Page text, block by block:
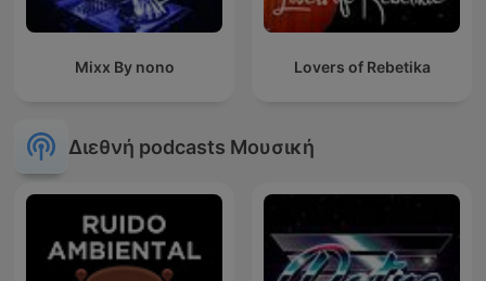
Mixx By nono Lovers of Rebetika
Διεθνή podcasts Μουσική